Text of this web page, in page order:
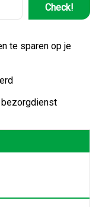
Check!
te sparen op je
bezorgdienst